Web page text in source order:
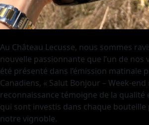
Au Château Lecusse, nous sommes
nouvelle passionnante que l’un de nos
été présenté dans l’émission matinale
Canadiens, « Salut Bonjour – Week-end
reconnaissance témoigne de la qualité
qui sont investis dans chaque
notre vignoble.